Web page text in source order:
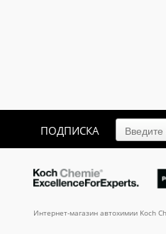
ПОДПИСКА
Интернет-магазин автохимии Koch